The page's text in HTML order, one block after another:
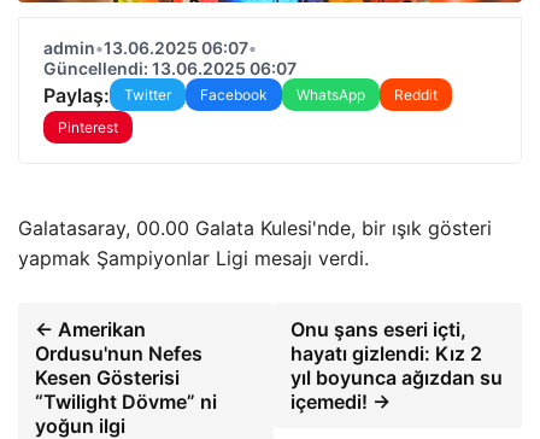
admin•13.06.2025 06:07•
Güncellendi: 13.06.2025 06:07
Paylaş: Twitter Facebook WhatsApp
Reddit
Pinterest
Galatasaray, 00.00 Galata Kulesi'nde, bir ışık gösteri
yapmak Şampiyonlar Ligi mesajı verdi.
← Amerikan
Ordusu'nun Nefes
Kesen Gösterisi
“Twilight Dövme” ni
yoğun ilgi
Onu şans eseri içti,
hayatı gizlendi: Kız 2
yıl boyunca ağızdan su
içemedi! →